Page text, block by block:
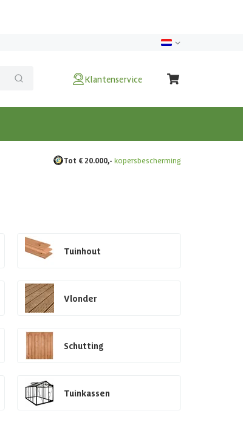
Klantenservice
Tot € 20.000,- kopersbescherming
Tuinhout
Vlonder
Schutting
Tuinkassen